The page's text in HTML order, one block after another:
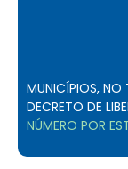
MUNICÍPIOS, NO
DECRETO DE
NÚMERO POR